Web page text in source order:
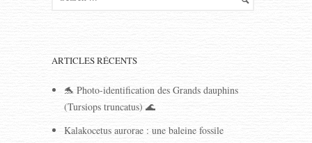
ARTICLES RÉCENTS
🐬 Photo-identification des Grands dauphins
(Tursiops truncatus) 🌊
Kalakocetus aurorae : une baleine fossile